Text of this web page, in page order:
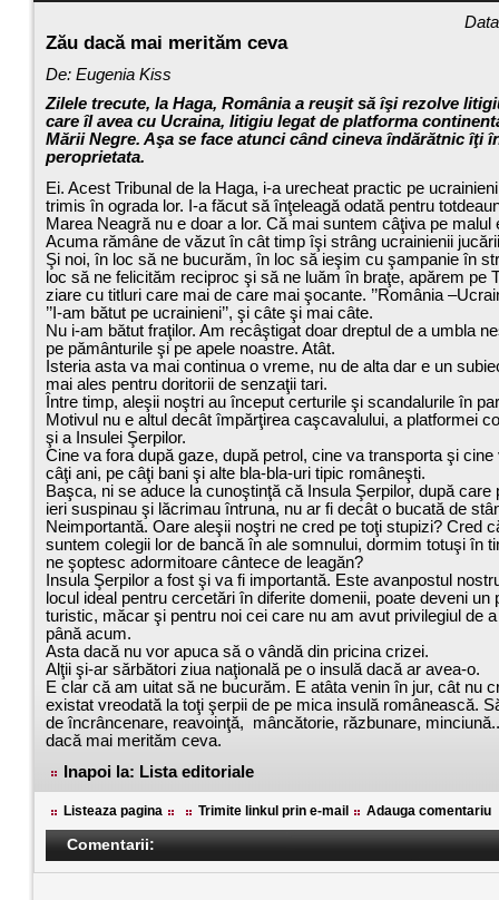
Zău dacă mai merităm ceva
De: Eugenia Kiss
Zilele trecute, la Haga, România a reuşit să îşi rezolve
care îl avea cu Ucraina, litigiu legat de platforma
Mării Negre. Aşa se face atunci când cineva îndărătnic îţi
peroprietata.
Ei. Acest Tribunal de la Haga, i-a urecheat practic pe
trimis în ograda lor. I-a făcut să înţeleagă odată pentru
Marea Neagră nu e doar a lor. Că mai suntem câţiva pe malul
Acuma rămâne de văzut în cât timp îşi strâng ucrainienii
Şi noi, în loc să ne bucurăm, în loc să ieşim cu şampanie în
loc să ne felicităm reciproc şi să ne luăm în braţe, apărem pe
ziare cu titluri care mai de care mai şocante. ’’România
’’I-am bătut pe ucrainieni’’, şi câte şi mai câte.
Nu i-am bătut fraţilor. Am recâştigat doar dreptul de a umbla
pe pământurile şi pe apele noastre. Atât.
Isteria asta va mai continua o vreme, nu de alta dar e un
mai ales pentru doritorii de senzaţii tari.
Între timp, aleşii noştri au început certurile şi scandalurile în
Motivul nu e altul decât împărţirea caşcavalului, a platformei
şi a Insulei Şerpilor.
Cine va fora după gaze, după petrol, cine va transporta şi cine
câţi ani, pe câţi bani şi alte bla-bla-uri tipic româneşti.
Başca, ni se aduce la cunoştinţă că Insula Şerpilor, după care
ieri suspinau şi lăcrimau întruna, nu ar fi decât o bucată de
Neimportantă. Oare aleşii noştri ne cred pe toţi stupizi? Cred
suntem colegii lor de bancă în ale somnului, dormim totuşi în
ne şoptesc adormitoare cântece de leagăn?
Insula Şerpilor a fost şi va fi importantă. Este avanpostul
locul ideal pentru cercetări în diferite domenii, poate deveni un
turistic, măcar şi pentru noi cei care nu am avut privilegiul de
până acum.
Asta dacă nu vor apuca să o vândă din pricina crizei.
Alţii şi-ar sărbători ziua naţională pe o insulă dacă ar avea-o.
E clar că am uitat să ne bucurăm. E atâta venin în jur, cât nu
existat vreodată la toţi şerpii de pe mica insulă românească.
de încrâncenare, reavoinţă, mâncătorie, răzbunare,
dacă mai merităm ceva.
Inapoi la: Lista editoriale
Listeaza pagina Trimite linkul prin e-mail Adauga comentariu
Comentarii: